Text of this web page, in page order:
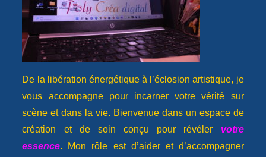
De la libération énergétique à l’éclosion artistique, je
vous accompagne pour incarner votre vérité sur
scène et dans la vie. Bienvenue dans un espace de
création et de soin conçu pour révéler votre
essence. Mon rôle est d’aider et d’accompagner